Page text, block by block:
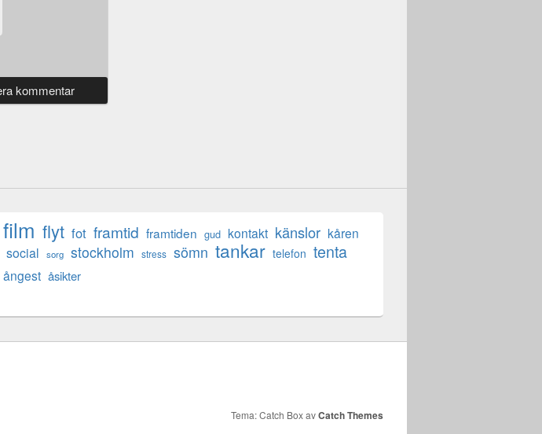
film flyt fot framtid framtiden gud kontakt känslor kåren
social sorg stockholm stress sömn tankar telefon tenta
ångest åsikter
Tema: Catch Box avCatch Themes